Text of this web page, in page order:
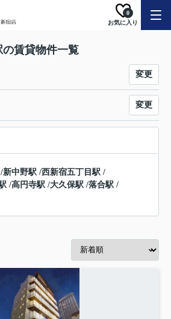
お気に入り
0
賃貸物件一覧
変更
変更
/新中野駅 /西新宿五丁目駅 /
/高円寺駅 /大久保駅 /落合駅 /